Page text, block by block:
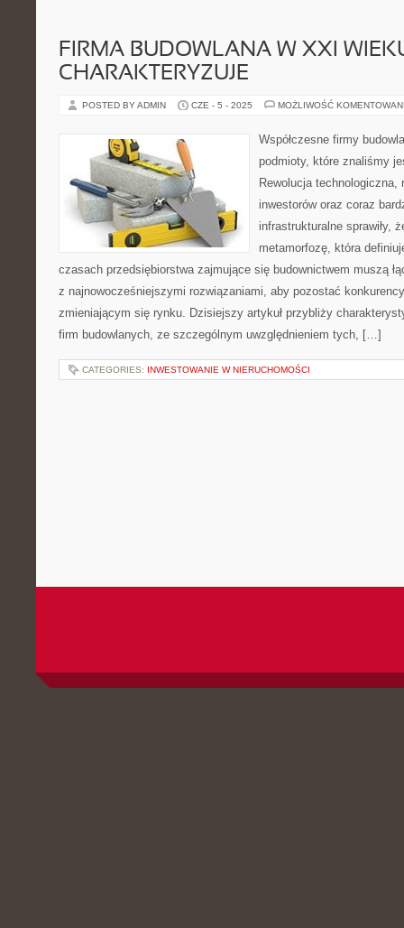
FIRMA BUDOWLANA W XXI
CHARAKTERYZUJE
POSTED BY ADMIN CZE - 5 - 2025 MOŻLIWOŚĆ
Współczesne firmy
podmioty, które znaliśmy
Rewolucja technologiczna,
inwestorów oraz coraz
infrastrukturalne sprawiły,
metamorfozę, która
czasach przedsiębiorstwa zajmujące się budownictwem muszą
z najnowocześniejszymi rozwiązaniami, aby pozostać
zmieniającym się rynku. Dzisiejszy artykuł przybliży
firm budowlanych, ze szczególnym uwzględnieniem tych, […]
CATEGORIES: INWESTOWANIE W NIERUCHOMOŚCI